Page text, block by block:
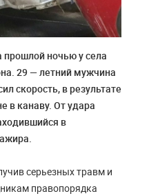
ночью у села
29 — летний мужчина
скорость, в результате
в канаву. От удара
в
серьезных травм и
правопорядка